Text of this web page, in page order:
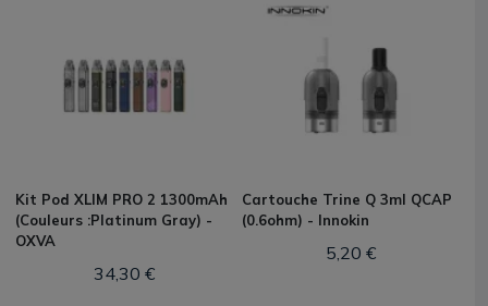
Kit Pod XLIM PRO 2 1300mAh
(Couleurs :Platinum Gray) -
OXVA
34,30 €
Cartouche Trine Q 3ml QCAP
(0.6ohm) - Innokin
5,20 €